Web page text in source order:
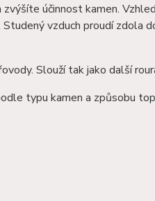
účinnost kamen.
vzduch proudí zdola
Slouží tak jako další
typu kamen a způsobu